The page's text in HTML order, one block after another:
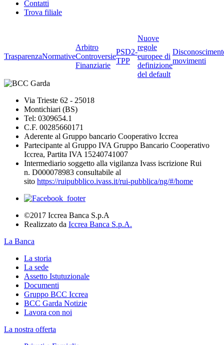
Contatti
Trova filiale
TrasparenzaNormative
Arbitro
Controversie
Finanziarie
PSD2-
TPP
Nuove
regole
europee di
definizione
del default
movimenti
Via Trieste 62 - 25018
Montichiari (BS)
Tel: 0309654.1
C.F. 00285660171
Aderente al Gruppo bancario Cooperativo Iccrea
Partecipante al Gruppo IVA Gruppo Bancario Cooperativo
Iccrea, Partita IVA 15240741007
Intermediario soggetto alla vigilanza Ivass iscrizione Rui
n. D000078983 consultabile al
sito https://ruipubblico.ivass.it/rui-pubblica/ng/#/home
©2017 Iccrea Banca S.p.A
Realizzato da Iccrea Banca S.p.A.
La Banca
La storia
La sede
Assetto Istutuzionale
Documenti
Gruppo BCC Iccrea
BCC Garda Notizie
Lavora con noi
La nostra offerta